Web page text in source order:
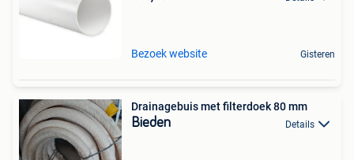
Bezoek website Gisteren
Drainagebuis met filterdoek 80 mm
Bieden Details